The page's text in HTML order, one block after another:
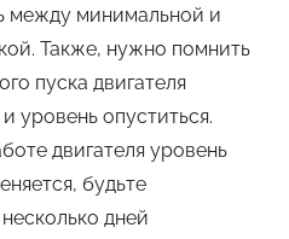
между минимальной и
Также, нужно помнить
пуска двигателя
уровень опуститься.
двигателя уровень
будьте
дней